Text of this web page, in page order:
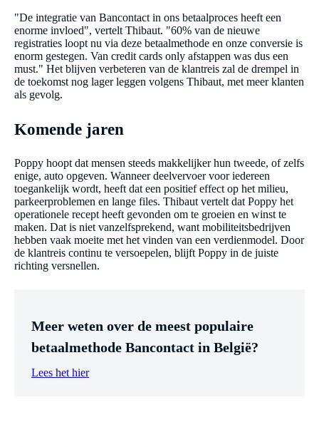
"De integratie van Bancontact in ons betaalproces heeft een
enorme invloed", vertelt Thibaut. "60% van de nieuwe
registraties loopt nu via deze betaalmethode en onze conversie is
enorm gestegen. Van credit cards only afstappen was dus een
must." Het blijven verbeteren van de klantreis zal de drempel in
de toekomst nog lager leggen volgens Thibaut, met meer klanten
als gevolg.
Komende jaren
Poppy hoopt dat mensen steeds makkelijker hun tweede, of zelfs
enige, auto opgeven. Wanneer deelvervoer voor iedereen
toegankelijk wordt, heeft dat een positief effect op het milieu,
parkeerproblemen en lange files. Thibaut vertelt dat Poppy het
operationele recept heeft gevonden om te groeien en winst te
maken. Dat is niet vanzelfsprekend, want mobiliteitsbedrijven
hebben vaak moeite met het vinden van een verdienmodel. Door
de klantreis continu te versoepelen, blijft Poppy in de juiste
richting versnellen.
Meer weten over de meest populaire
betaalmethode Bancontact in België?
Lees het hier